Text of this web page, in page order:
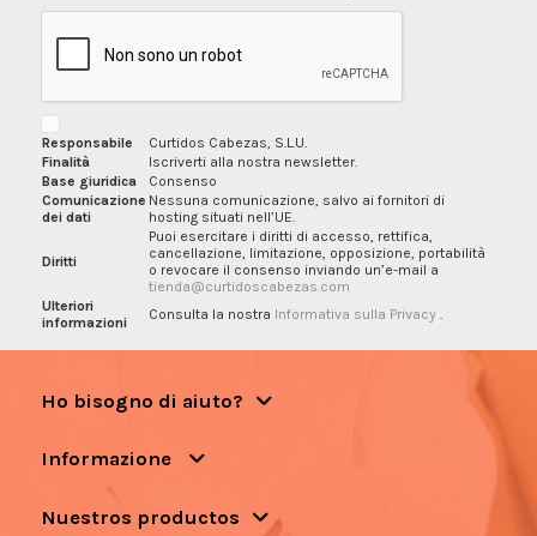
Responsabile
Curtidos Cabezas, S.L.U.
Finalità
Iscriverti alla nostra newsletter.
Base giuridica
Consenso
Comunicazione
dei dati
Nessuna comunicazione, salvo ai fornitori di
hosting situati nell’UE.
Diritti
Puoi esercitare i diritti di accesso, rettifica,
cancellazione, limitazione, opposizione, portabilità
o revocare il consenso inviando un’e-mail a
tienda@curtidoscabezas.com
Ulteriori
informazioni
Consulta la nostra Informativa sulla Privacy
Ho bisogno di aiuto?
Informazione
Nuestros productos